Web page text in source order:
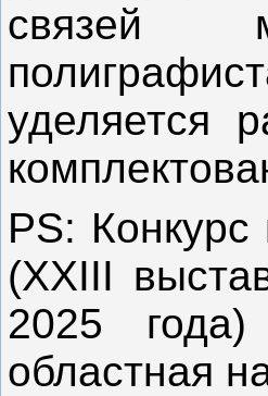
связей
уделяется
PS:
(XXIII
2025
областная